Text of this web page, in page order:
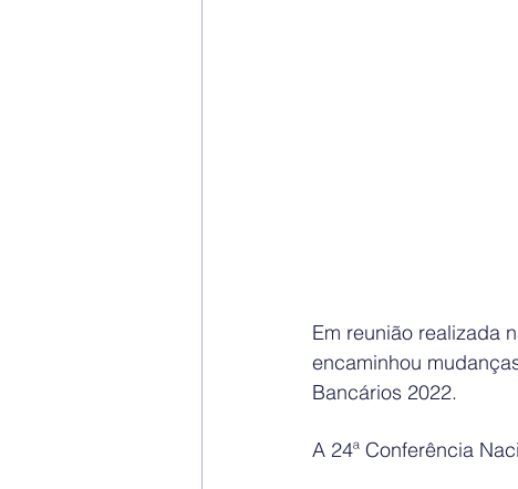
Em reunião realizada
encaminhou
Bancários 2022.
A 24ª Conferência